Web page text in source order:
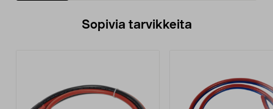
Sopivia tarvikkeita